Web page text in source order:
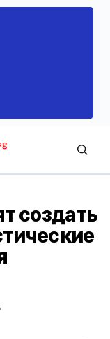
создать